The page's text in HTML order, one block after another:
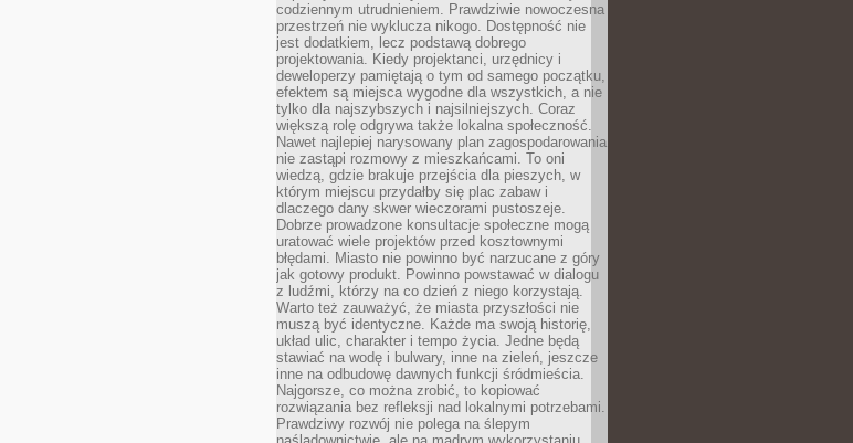
codziennym utrudnieniem. Prawdziwie nowoczesna
przestrzeń nie wyklucza nikogo. Dostępność nie
jest dodatkiem, lecz podstawą dobrego
projektowania. Kiedy projektanci, urzędnicy i
deweloperzy pamiętają o tym od samego początku,
efektem są miejsca wygodne dla wszystkich, a nie
tylko dla najszybszych i najsilniejszych. Coraz
większą rolę odgrywa także lokalna społeczność.
Nawet najlepiej narysowany plan zagospodarowania
nie zastąpi rozmowy z mieszkańcami. To oni
wiedzą, gdzie brakuje przejścia dla pieszych, w
którym miejscu przydałby się plac zabaw i
dlaczego dany skwer wieczorami pustoszeje.
Dobrze prowadzone konsultacje społeczne mogą
uratować wiele projektów przed kosztownymi
błędami. Miasto nie powinno być narzucane z góry
jak gotowy produkt. Powinno powstawać w dialogu
z ludźmi, którzy na co dzień z niego korzystają.
Warto też zauważyć, że miasta przyszłości nie
muszą być identyczne. Każde ma swoją historię,
układ ulic, charakter i tempo życia. Jedne będą
stawiać na wodę i bulwary, inne na zieleń, jeszcze
inne na odbudowę dawnych funkcji śródmieścia.
Najgorsze, co można zrobić, to kopiować
rozwiązania bez refleksji nad lokalnymi potrzebami.
Prawdziwy rozwój nie polega na ślepym